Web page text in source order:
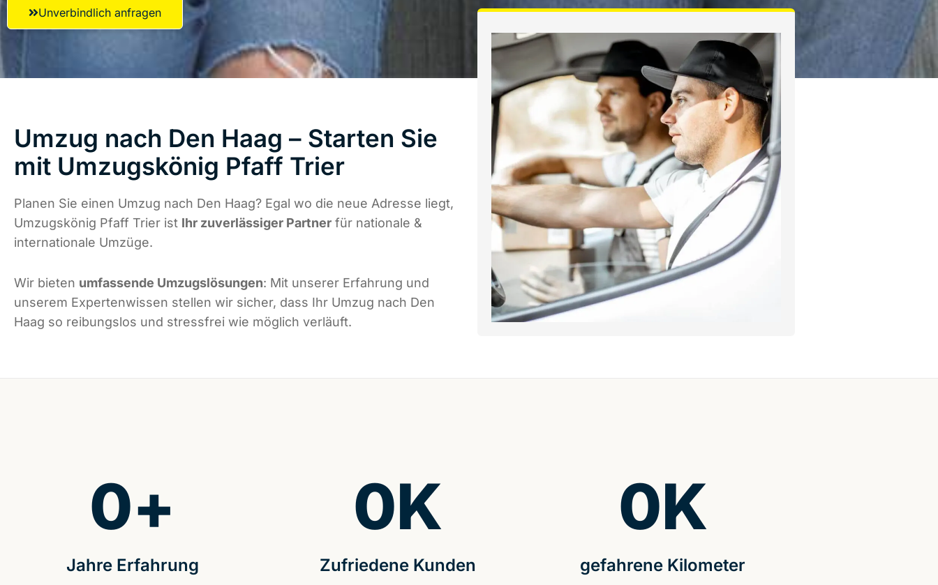
Unverbindlich anfragen
Umzug nach Den Haag – Starten Sie
mit Umzugskönig Pfaff Trier
Planen Sie einen Umzug nach Den Haag? Egal wo die neue Adresse liegt,
Umzugskönig Pfaff Trier ist Ihr zuverlässiger Partner für nationale &
internationale Umzüge.
Wir bieten umfassende Umzugslösungen: Mit unserer Erfahrung und
unserem Expertenwissen stellen wir sicher, dass Ihr Umzug nach Den
Haag so reibungslos und stressfrei wie möglich verläuft.
Jahre Erfahrung
0+
Zufriedene Kunden
0K
gefahrene Kilometer
0K